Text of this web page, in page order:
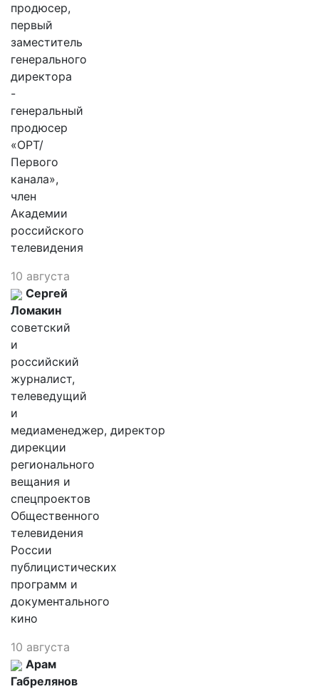
продюсер,
первый
заместитель
генерального
директора
-
генеральный
продюсер
«ОРТ/
Первого
канала»,
член
Академии
российского
телевидения
10 августа
Сергей
Ломакин
советский
и
российский
журналист,
телеведущий
и
медиаменеджер, директор
дирекции
регионального
вещания и
спецпроектов
Общественного
телевидения
России
публицистических
программ и
документального
кино
10 августа
Арам
Габрелянов